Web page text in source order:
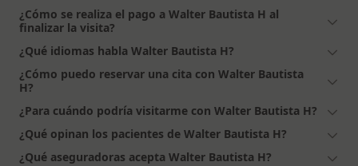
¿Cómo se realiza el pago a Walter Bautista H al
finalizar la visita?
¿Qué idiomas habla Walter Bautista H?
¿Cómo puedo reservar una cita con Walter Bautista
H?
¿Para cuándo podría visitarme con Walter Bautista H?
¿Qué opinan los pacientes de Walter Bautista H?
¿Qué aseguradoras acepta Walter Bautista H?